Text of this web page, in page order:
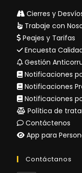
Cierres y
Trabaje con
Peajes y Tarifas
Encuesta
Gestión
Notificaciones
Notificaciones
Notificaciones
Política de
Contáctenos
App para
Contáctanos